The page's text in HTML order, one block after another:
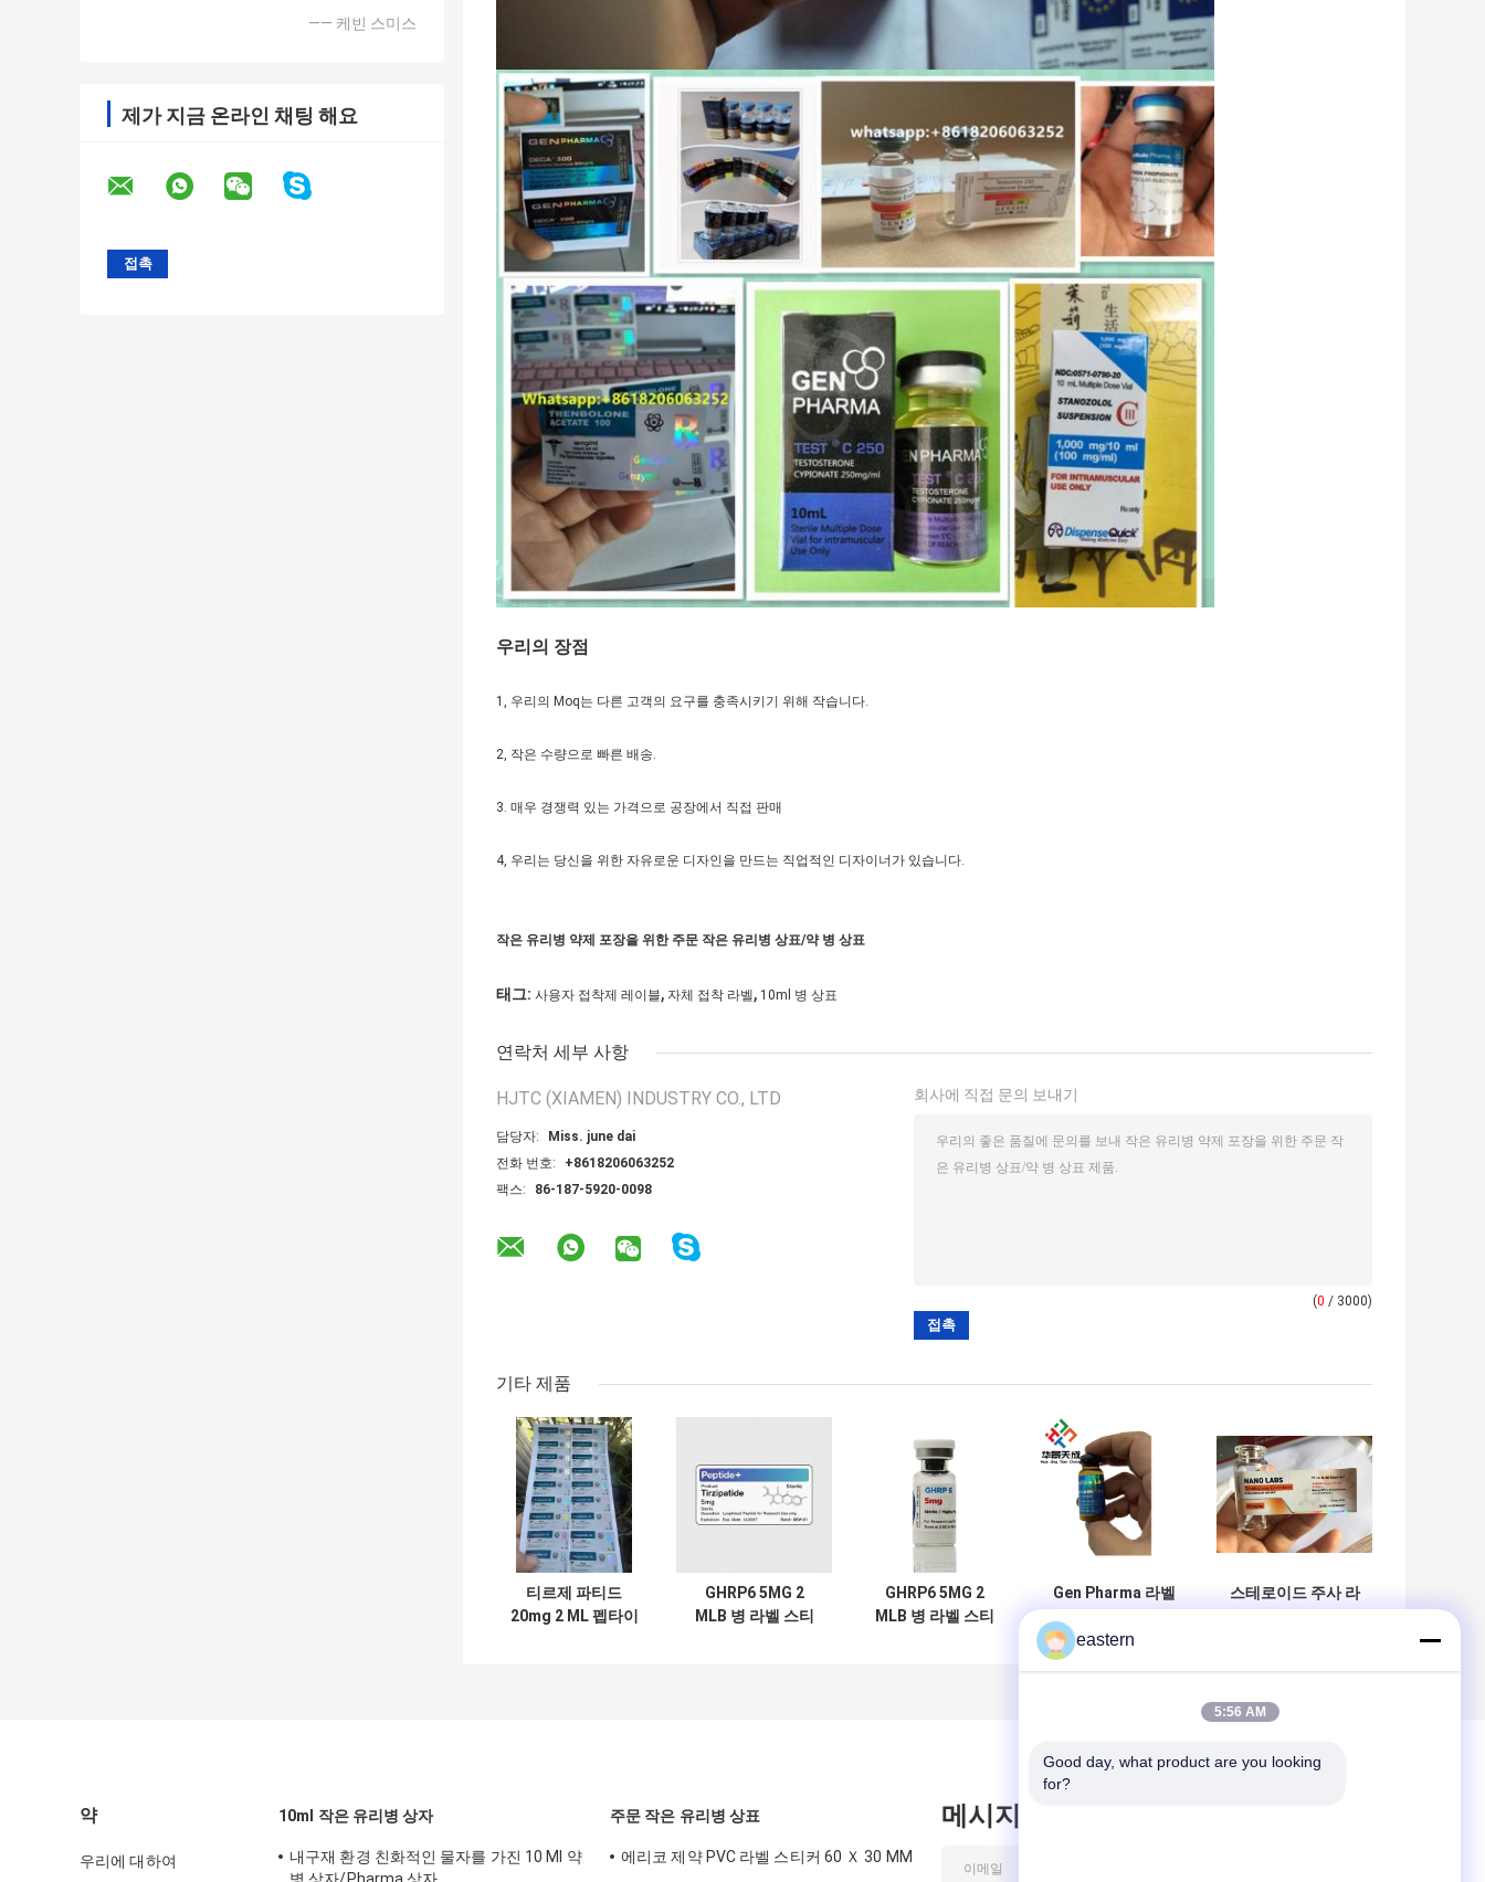
—— 케빈 스미스
제가 지금 온라인 채팅 해요
우리의 장점
1, 우리의 Moq는 다른 고객의 요구를 충족시키기 위해 작습니다.
2, 작은 수량으로 빠른 배송.
3. 매우 경쟁력 있는 가격으로 공장에서 직접 판매
4, 우리는 당신을 위한 자유로운 디자인을 만드는 직업적인 디자이너가 있습니다.
작은 유리병 약제 포장을 위한 주문 작은 유리병 상표/약 병 상표
태그: 사용자 접착제 레이블, 자체 접착 라벨, 10ml 병 상표
연락처 세부 사항
HJTC (XIAMEN) INDUSTRY CO., LTD
담당자:
Miss. june dai
전화 번호:
+8618206063252
팩스:
86-187-5920-0098
회사에 직접 문의 보내기
(0 / 3000)
기타 제품
티르제 파티드
20mg 2 ML 펩타이
GHRP6 5MG 2
MLB 병 라벨 스티
GHRP6 5MG 2
MLB 병 라벨 스티
Gen Pharma 라벨
10 Ml 주사용 오일
스테로이드 주사 라
약
우리에 대하여
10ml 작은 유리병 상자
내구재 환경 친화적인 물자를 가진 10 Ml 약
주문 작은 유리병 상표
에리코 제약 PVC 라벨 스티커 60 Ｘ 30 MM
메시지를 남겨주세요
eastern
5:56 AM
Good day, what product are you looking
for?